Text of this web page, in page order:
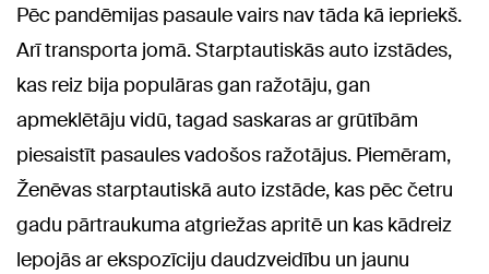
Pēc pandēmijas pasaule vairs nav tāda kā iepriekš.
Arī transporta jomā. Starptautiskās auto izstādes,
kas reiz bija populāras gan ražotāju, gan
apmeklētāju vidū, tagad saskaras ar grūtībām
piesaistīt pasaules vadošos ražotājus. Piemēram,
Ženēvas starptautiskā auto izstāde, kas pēc četru
gadu pārtraukuma atgriežas apritē un kas kādreiz
lepojās ar ekspozīciju daudzveidību un jaunu